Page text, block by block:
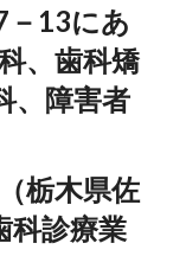
－13にあ
、歯科矯
、障害者
（栃木県佐
科診療業